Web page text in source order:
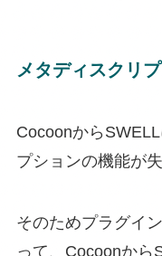
メタディスクリ
Cocoonから
プションの機能が
そのためプラグイン
って、Cocoonから